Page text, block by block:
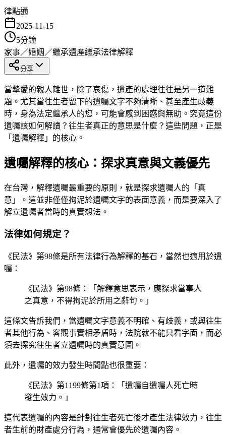
律點通
2025-11-15
5分鐘
家事／婚姻／繼承遺產繼承法律解釋
分享
當摯愛的親人離世，除了哀傷，遺產的處理往往是另一道難
題。尤其當往生者留下的遺囑文字不夠清晰、甚至產生歧義
時，身為法定繼承人的您，可能會感到困惑與無助。究竟這份
遺囑該如何解讀？往生者真正的意思是什麼？這些問題，正是
「遺囑解釋」的核心。
遺囑解釋的核心：探求真意與文義優先
在台灣，解釋遺囑最重要的原則，就是探求遺囑人的「真
意」。這並非僅僅拘泥於遺囑文字的表面意義，而是要深入了
解立遺囑者當時的真實想法。
法律如何規定？
《民法》第98條是所有法律行為解釋的基石，當然也適用於遺
囑：
《民法》第98條：「解釋意思表示，應探求當事人
之真意，不得拘泥於所用之辭句。」
這條文告訴我們，當遺囑文字意義不明確、有歧義，或與往生
者其他行為、客觀事實相矛盾時，法院就不能只看字面，而必
須去探究往生者立遺囑時的真實意圖。
此外，遺囑的效力發生時間點也很重要：
《民法》第1199條第1項：「遺囑自遺囑人死亡時
發生效力。」
這代表遺囑的內容是針對往生者死亡後才產生法律效力，往生
者生前的財產處分行為，通常會優先於遺囑內容。